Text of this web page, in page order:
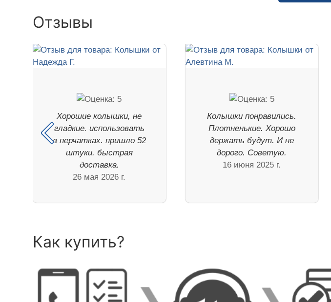
Отзывы
Хорошие колышки, не
гладкие. использовать
в перчатках. пришло 52
штуки. быстрая
доставка.
26 мая 2026 г.
Колышки понравились.
Плотненькие. Хорошо
держать будут. И не
дорого. Советую.
16 июня 2025 г.
Как купить?